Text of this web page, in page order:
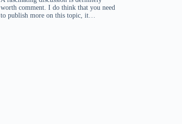
worth comment. I do think that you need
to publish more on this topic, it…